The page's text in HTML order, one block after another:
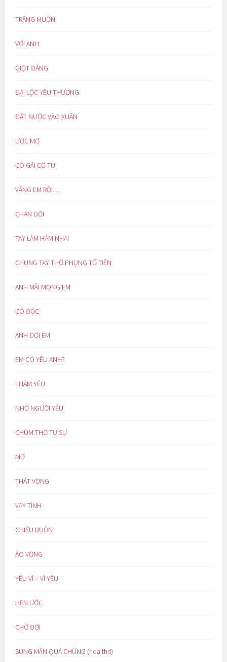
TRĂNG MUỘN
VỚI ANH
GIỌT ĐẮNG
ĐẠI LỘC YÊU THƯƠNG
ĐẤT NƯỚC VÀO XUÂN
ƯỚC MƠ
CÔ GÁI CƠ TU
VẮNG EM RỒI…
CHÁN ĐỜI
TAY LÀM HÀM NHAI
CHUNG TAY THỜ PHỤNG TỔ TIÊN
ANH MÃI MONG EM
CÔ ĐỘC
ANH ĐỢI EM
EM CÓ YÊU ANH?
THẦM YÊU
NHỚ NGƯỜI YÊU
CHÙM THƠ TỰ SỰ
MƠ
THẤT VỌNG
VAY TÌNH
CHIỀU BUỒN
ẢO VỌNG
YÊU VÌ – VÌ YÊU
HẸN ƯỚC
CHỜ ĐỢI
SUNG MÃN QUÁ CHỪNG (hoạ thơ)